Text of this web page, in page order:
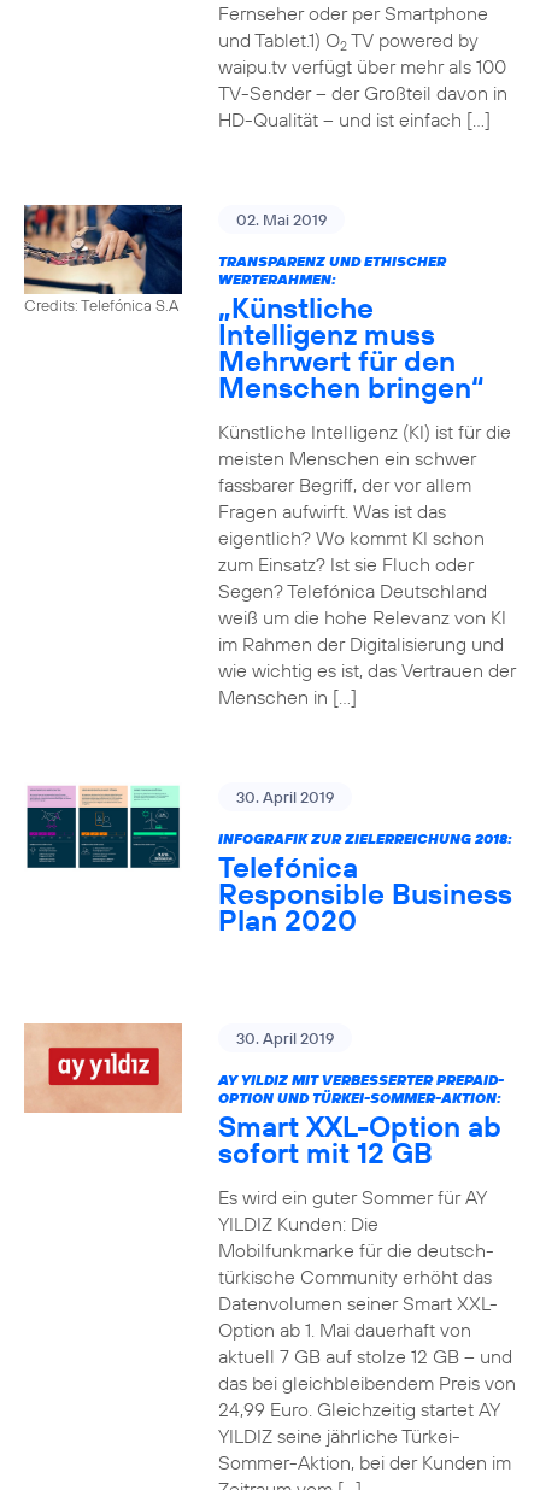
Fernseher oder per Smartphone
und Tablet.1) O2TV powered by
waipu.tv verfügt über mehr als 100
TV-Sender – der Großteil davon in
HD-Qualität – und ist einfach […]
Credits: Telefónica S.A
02. Mai 2019
TRANSPARENZ UND ETHISCHER
WERTERAHMEN:
„Künstliche
Intelligenz muss
Mehrwert für den
Menschen bringen“
Künstliche Intelligenz (KI) ist für die
meisten Menschen ein schwer
fassbarer Begriff, der vor allem
Fragen aufwirft. Was ist das
eigentlich? Wo kommt KI schon
zum Einsatz? Ist sie Fluch oder
Segen? Telefónica Deutschland
weiß um die hohe Relevanz von KI
im Rahmen der Digitalisierung und
wie wichtig es ist, das Vertrauen der
Menschen in […]
30. April 2019
INFOGRAFIK ZUR ZIELERREICHUNG 2018:
Telefónica
Responsible Business
Plan 2020
30. April 2019
AY YILDIZ MIT VERBESSERTER PREPAID-
OPTION UND TÜRKEI-SOMMER-AKTION:
Smart XXL-Option ab
sofort mit 12 GB
Es wird ein guter Sommer für AY
YILDIZ Kunden: Die
Mobilfunkmarke für die deutsch-
türkische Community erhöht das
Datenvolumen seiner Smart XXL-
Option ab 1. Mai dauerhaft von
aktuell 7 GB auf stolze 12 GB – und
das bei gleichbleibendem Preis von
24,99 Euro. Gleichzeitig startet AY
YILDIZ seine jährliche Türkei-
Sommer-Aktion, bei der Kunden im